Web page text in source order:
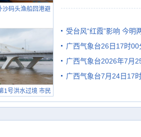
沙码头渔船回港避
1号洪水过境 市民
况
受台风“红霞”影响 今明
有较强降雨
广西气象台26日17时
广西气象台2026年7月
级预警
广西气象台7月24日17